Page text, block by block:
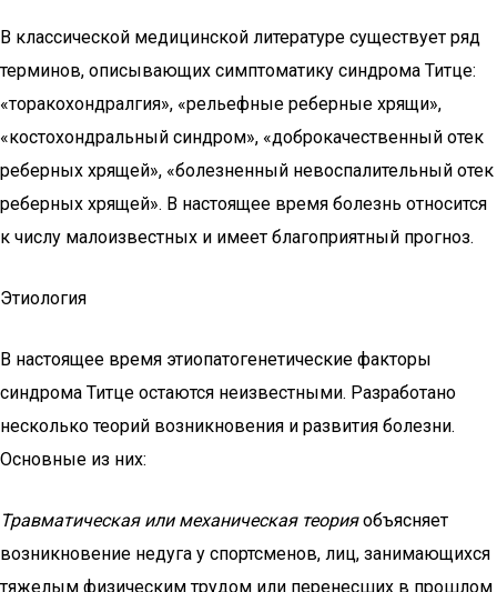
В классической медицинской литературе существует ряд
терминов, описывающих симптоматику синдрома Титце:
«торакохондралгия», «рельефные реберные хрящи»,
«костохондральный синдром», «доброкачественный отек
реберных хрящей», «болезненный невоспалительный отек
реберных хрящей». В настоящее время болезнь относится
к числу малоизвестных и имеет благоприятный прогноз.
Этиология
В настоящее время этиопатогенетические факторы
синдрома Титце остаются неизвестными. Разработано
несколько теорий возникновения и развития болезни.
Основные из них:
Травматическая или механическая теорияобъясняет
возникновение недуга у спортсменов, лиц, занимающихся
тяжелым физическим трудом или перенесших в прошлом